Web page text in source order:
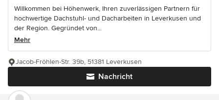
Willkommen bei Höhenwerk, Ihren zuverlässigen Partnern für
hochwertige Dachstuhl- und Dacharbeiten in Leverkusen und
der Region. Gegründet von...
Mehr
Nachricht
Jacob-Fröhlen-Str. 39b, 51381 Leverkusen